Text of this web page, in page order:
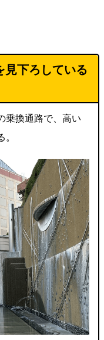
見下ろしている
乗換通路で、高い